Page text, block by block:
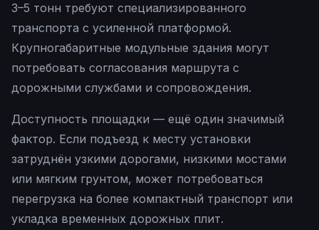
3–5 тонн требуют специализированного
транспорта с усиленной платформой.
Крупногабаритные модульные здания могут
потребовать согласования маршрута с
дорожными службами и сопровождения.
Доступность площадки — ещё один значимый
фактор. Если подъезд к месту установки
затруднён узкими дорогами, низкими мостами
или мягким грунтом, может потребоваться
перегрузка на более компактный транспорт или
укладка временных дорожных плит.